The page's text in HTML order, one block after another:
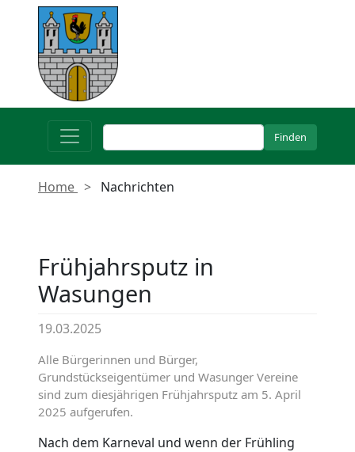
Home Nachrichten
Frühjahrsputz in
Wasungen
19.03.2025
Alle Bürgerinnen und Bürger,
Grundstückseigentümer und Wasunger Vereine
sind zum diesjährigen Frühjahrsputz am 5. April
2025 aufgerufen.
Nach dem Karneval und wenn der Frühling